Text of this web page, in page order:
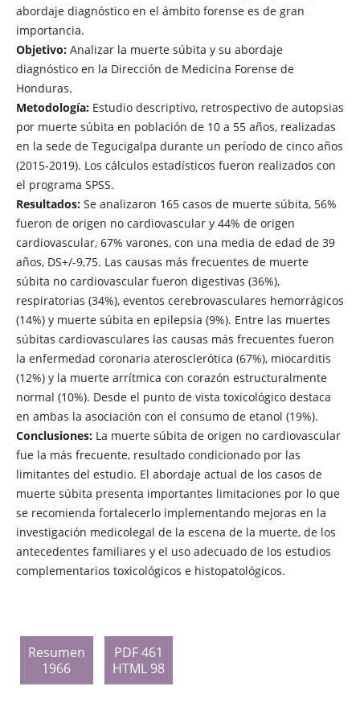
abordaje diagnóstico en el ámbito forense es de gran
importancia.
Objetivo:Analizar la muerte súbita y su abordaje
diagnóstico en la Dirección de Medicina Forense de
Honduras.
Metodología:Estudio descriptivo, retrospectivo de autopsias
por muerte súbita en población de 10 a 55 años, realizadas
en la sede de Tegucigalpa durante un período de cinco años
(2015-2019). Los cálculos estadísticos fueron realizados con
el programa SPSS.
Resultados:Se analizaron 165 casos de muerte súbita, 56%
fueron de origen no cardiovascular y 44% de origen
cardiovascular, 67% varones, con una media de edad de 39
años, DS+/-9,75. Las causas más frecuentes de muerte
súbita no cardiovascular fueron digestivas (36%),
respiratorias (34%), eventos cerebrovasculares hemorrágicos
(14%) y muerte súbita en epilepsia (9%). Entre las muertes
súbitas cardiovasculares las causas más frecuentes fueron
la enfermedad coronaria aterosclerótica (67%), miocarditis
(12%) y la muerte arrítmica con corazón estructuralmente
normal (10%). Desde el punto de vista toxicológico destaca
en ambas la asociación con el consumo de etanol (19%).
Conclusiones:La muerte súbita de origen no cardiovascular
fue la más frecuente, resultado condicionado por las
limitantes del estudio. El abordaje actual de los casos de
muerte súbita presenta importantes limitaciones por lo que
se recomienda fortalecerlo implementando mejoras en la
investigación medicolegal de la escena de la muerte, de los
antecedentes familiares y el uso adecuado de los estudios
complementarios toxicológicos e histopatológicos.
Resumen
1966
PDF 461
HTML 98